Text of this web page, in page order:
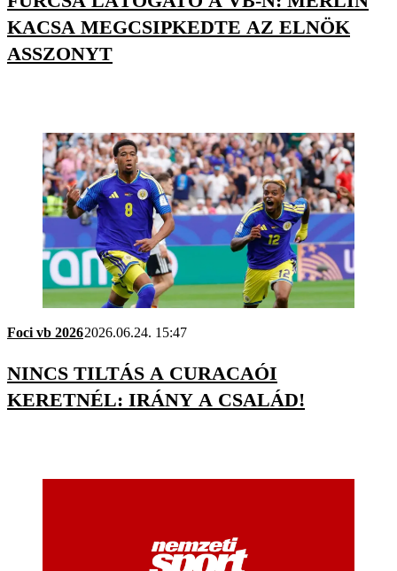
KACSA MEGCSIPKEDTE AZ ELNÖK
ASSZONYT
Foci vb 20262026.06.24. 15:47
NINCS TILTÁS A CURACAÓI
KERETNÉL: IRÁNY A CSALÁD!